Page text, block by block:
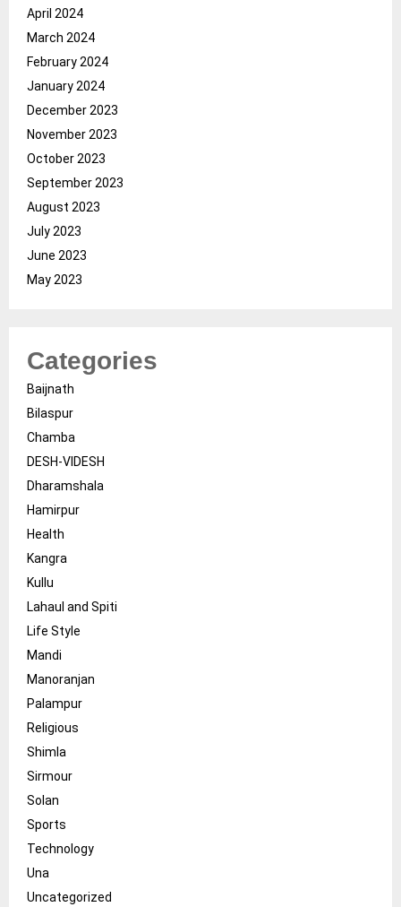
April 2024
March 2024
February 2024
January 2024
December 2023
November 2023
October 2023
September 2023
August 2023
July 2023
June 2023
May 2023
Categories
Baijnath
Bilaspur
Chamba
DESH-VIDESH
Dharamshala
Hamirpur
Health
Kangra
Kullu
Lahaul and Spiti
Life Style
Mandi
Manoranjan
Palampur
Religious
Shimla
Sirmour
Solan
Sports
Technology
Una
Uncategorized